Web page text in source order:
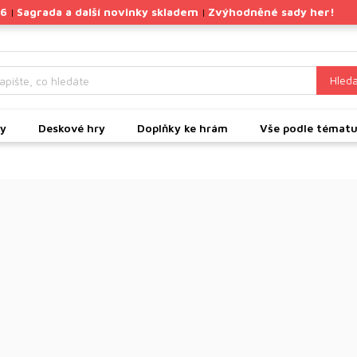
| Sagrada a další novinky skladem | Zvýhodněné sady her!
Deskové hry Doplňky ke hrám Vše podle tématu